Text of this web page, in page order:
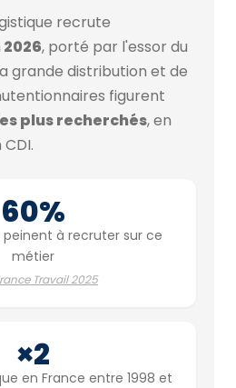
recrute
, porté par l'essor du
grande distribution et de
figurent
plus recherchés, en
60%
peinent à recruter sur ce
métier
Travail 2025
×2
en France entre 1998 et